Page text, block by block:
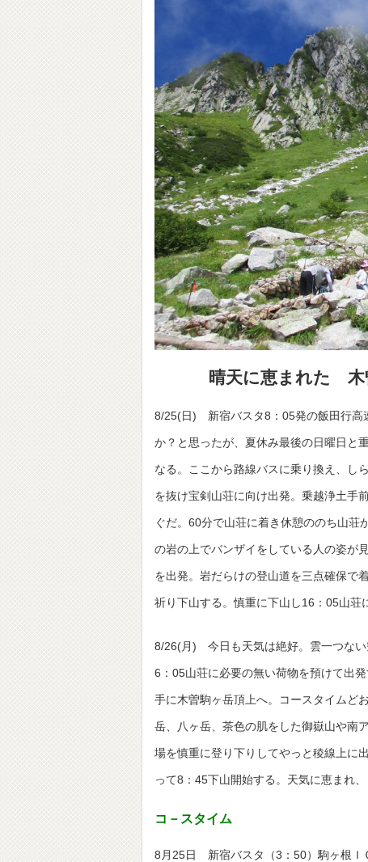
晴天に恵まれた 木
8/25(日) 新宿バスタ8：05発の飯田行高
か？と思ったが、夏休み最後の日曜日と
なる。ここから路線バスに乗り換え、し
を抜け宝剣山荘に向け出発。乗越浄土手
ぐだ。60分で山荘に着き休憩ののち山
の岩の上でバンザイをしている人の姿が
を出発。岩だらけの登山道を三点確保で
祈り下山する。慎重に下山し16：05山荘
8/26(月) 今日も天気は絶好。雲一つな
6：05山荘に必要の無い荷物を預けて出
手に木曽駒ヶ岳頂上へ。コースタイムど
岳、八ヶ岳、茶色の肌をした御嶽山や南
場を慎重に登り下りしてやっと稜線上に
って8：45下山開始する。天気に恵ま
コ－スタイム
8月25日 新宿バスタ（3：50）駒ヶ根Ｉ